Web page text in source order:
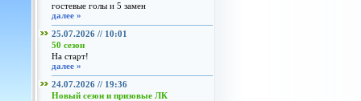
гостевые голы и 5 замен
далее »
25.07.2026 // 10:01
50 сезон
На старт!
далее »
24.07.2026 // 19:36
Новый сезон и призовые ЛК